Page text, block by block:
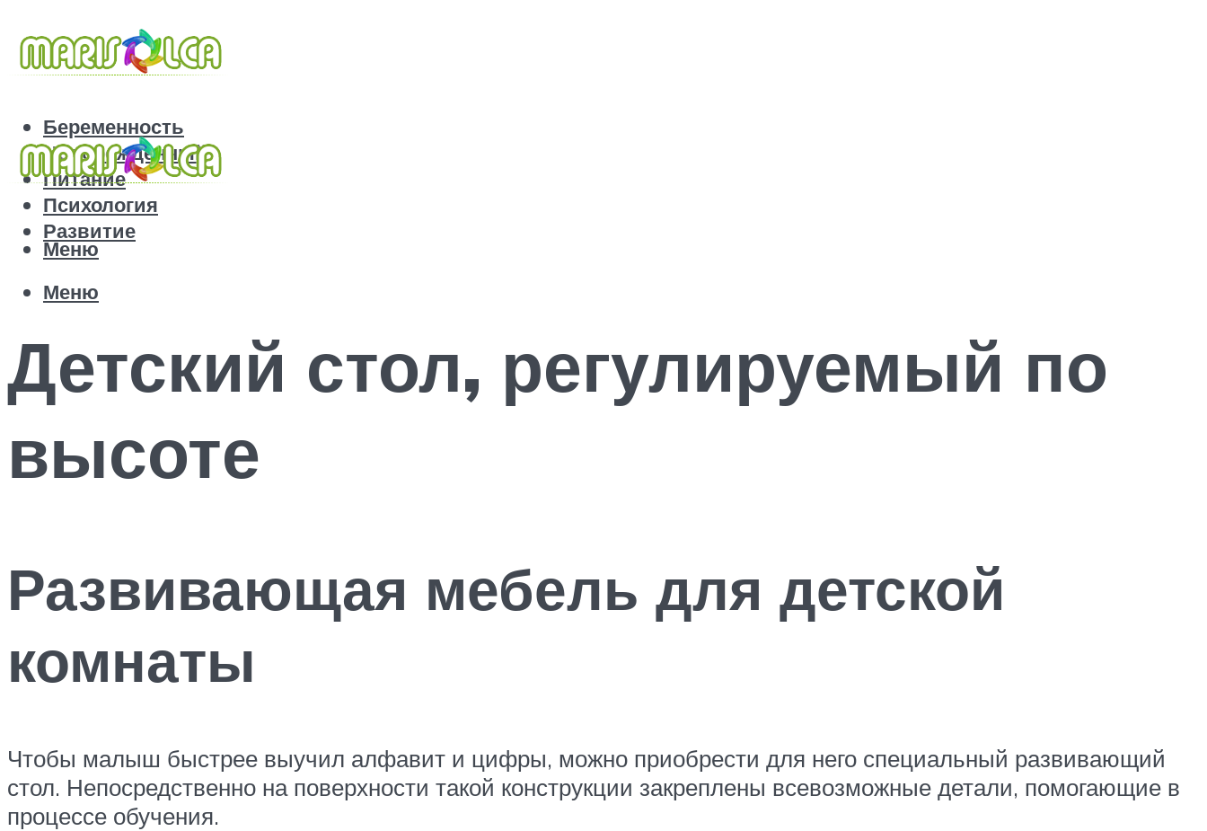
Беременность
Новорожденный
Питание
Психология
Развитие
Меню
Меню
Детский стол, регулируемый по
высоте
Развивающая мебель для детской
комнаты
Чтобы малыш быстрее выучил алфавит и цифры, можно приобрести для него специальный развивающий
стол. Непосредственно на поверхности такой конструкции закреплены всевозможные детали, помогающие в
процессе обучения.